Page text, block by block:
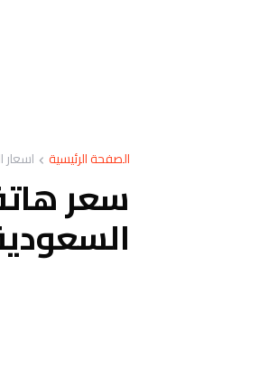
الصفحة الرئيسية